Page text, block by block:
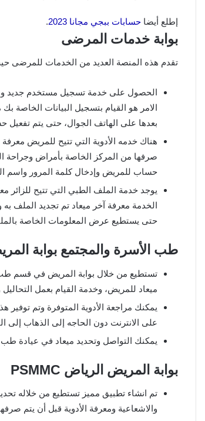
إطلع أيضا حسابات ببجي مجانا 2023 .
بوابة خدمات المرضى
تقدم هذه المنصة العديد من الخدمات للمرضى
الحصول على خدمة تسجيل مستخدم جديد
الامر هو القيام بتسجيل البيانات الخاصة
بعدها على الهاتف الجوال، حتى يتم
هناك خدمه الأدوية التي تتيح للمريض
صرفها من المركز الخاصة بأمراض وجراحة
حساب للمريض وإدخال كلمة المرور واسم
يوجد خدمة الملف الطبي التي تتيح
الخدمة معرفة آخر ميعاد تم تجديد الملف
حتى يستطيع عرض المعلومات الخاصة
طب الأسرة والمجتمع بوابة
تستطيع من خلال بوابة المريض في قسم طب
ميعاد للمريض، وخدمة القيام بعمل التحاليل
يمكنك مراجعة الأدوية المتوفرة وتم
على الانترنت دون الحاجه إلى الذهاب إلى
يمكنك التواصل وتحديد ميعاد في عيادة طب الأسرة
بوابة المريض الرياض PSMMC
تم انشاء تطبيق مميز تستطيع من خلاله
والاشعاعية ومعرفة الأدوية قبل أن يتم